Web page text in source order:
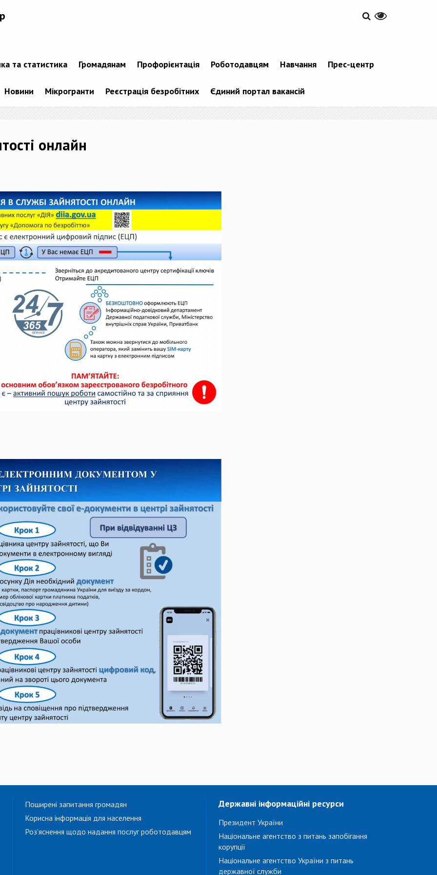
та статистика Громадянам Профорієнтація Роботодавцям Навчання Прес-центр
Новини Мікрогранти Реєстрація безробітних Єдиний портал вакансій
онлайн
Поширені запитання громадян
Корисна інформація для населення
Роз'яснення щодо надання послуг роботодавцям
Державні інформаційні ресурси
Президент України
Національне агентство з питань запобігання
корупції
Національне агентство України з питань
державної служби